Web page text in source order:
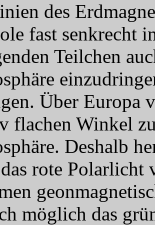
des
fast senkrecht
Teilchen
Über Europa
flachen Winkel
Deshalb
rote Polarlicht
möglich das